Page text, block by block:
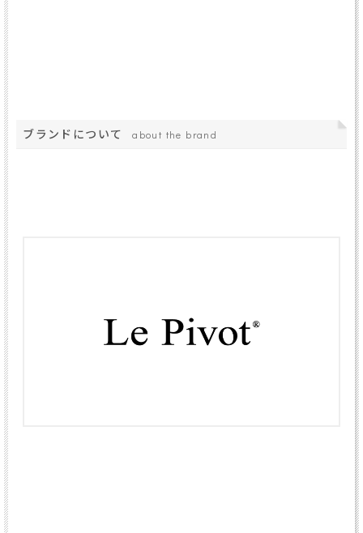
ブランドについて about the brand